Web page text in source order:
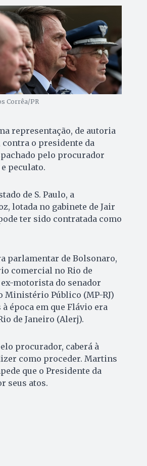
Corrêa/PR
representação, de autoria
o presidente da
pelo procurador
peculato.
de S. Paulo, a
lotada no gabinete de Jair
ter sido contratada como
parlamentar de Bolsonaro,
comercial no Rio de
motorista do senador
Ministério Público (MP-RJ)
época em que Flávio era
de Janeiro (Alerj).
procurador, caberá à
como proceder. Martins
que o Presidente da
seus atos.